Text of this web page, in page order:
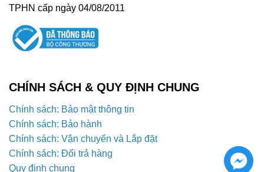
TPHN cấp ngày 04/08/2011
CHÍNH SÁCH & QUY ĐỊNH CHUNG
Chính sách: Bảo mật thông tin
Chính sách: Bảo hành
Chính sách: Vận chuyển và Lắp đặt
Chính sách: Đổi trả hàng
Quy định chung